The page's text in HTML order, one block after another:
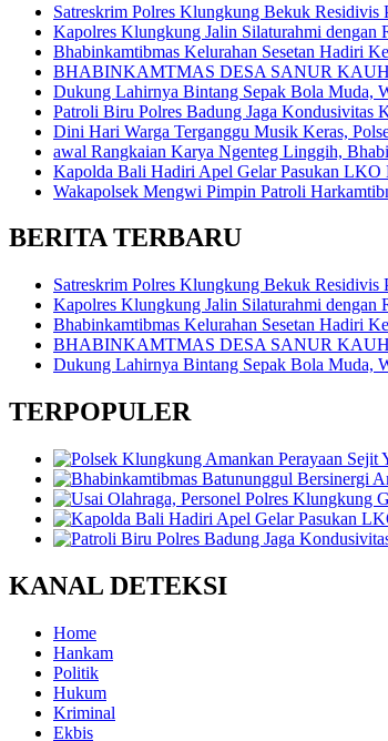
Satreskrim Polres Klungkung Bekuk
Kapolres Klungkung Jalin Silaturahmi dengan
Bhabinkamtibmas Kelurahan Sesetan Hadiri
BHABINKAMTMAS DESA SANUR
Dukung Lahirnya Bintang Sepak Bola Muda,
Patroli Biru Polres Badung Jaga Kondusivitas
Dini Hari Warga Terganggu Musik Keras,
awal Rangkaian Karya Ngenteg Linggih,
Kapolda Bali Hadiri Apel Gelar Pasukan LKO
Wakapolsek Mengwi Pimpin Patroli
BERITA TERBARU
Satreskrim Polres Klungkung Bekuk
Kapolres Klungkung Jalin Silaturahmi dengan
Bhabinkamtibmas Kelurahan Sesetan Hadiri
BHABINKAMTMAS DESA SANUR
Dukung Lahirnya Bintang Sepak Bola Muda,
TERPOPULER
KANAL DETEKSI
Home
Hankam
Politik
Hukum
Kriminal
Ekbis